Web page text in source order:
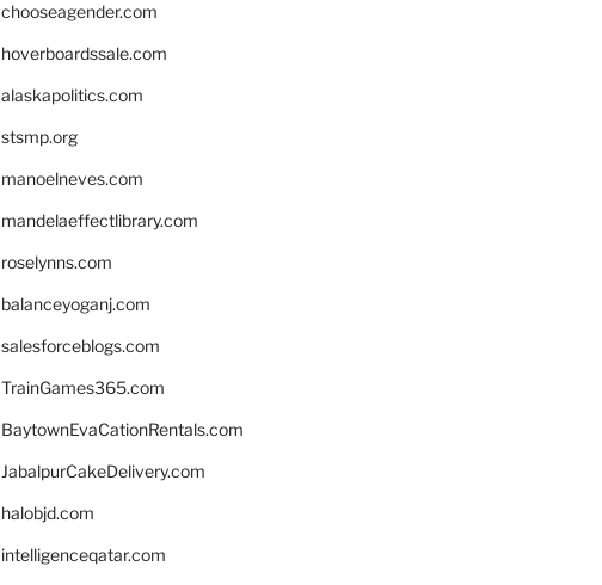
chooseagender.com
hoverboardssale.com
alaskapolitics.com
stsmp.org
manoelneves.com
mandelaeffectlibrary.com
roselynns.com
balanceyoganj.com
salesforceblogs.com
TrainGames365.com
BaytownEvaCationRentals.com
JabalpurCakeDelivery.com
halobjd.com
intelligenceqatar.com